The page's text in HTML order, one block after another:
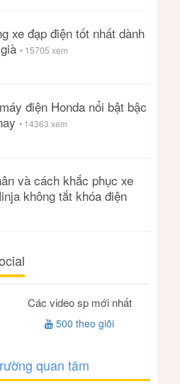
xe đạp điện tốt nhất dành
• 15705 xem
điện Honda nổi bật bậc
• 14363 xem
và cách khắc phục xe
không tắt khóa điện
Các video sp mới nhất
500 theo giõi
quan tâm